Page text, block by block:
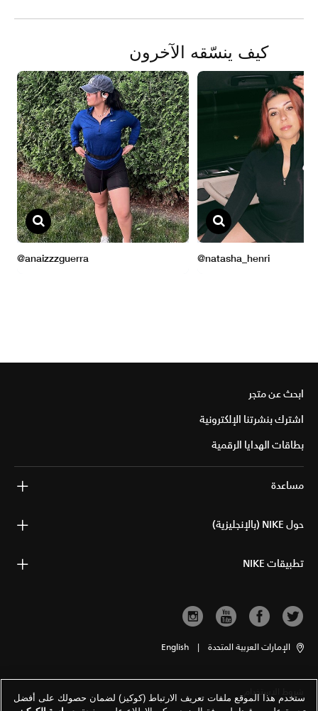
ابحث عن متجر
اشترك بنشرتنا الإلكترونية
بطاقات الهدايا الرقمية
مساعدة
حول NIKE (بالإنجليزية)
تطبيقات NIKE
الإمارات العربية المتحدة |
English
شروط الاستخدام
ستخدم هذا الموقع ملفات تعريف الارتباط (كوكيز) لضمان حصولك على أفضل